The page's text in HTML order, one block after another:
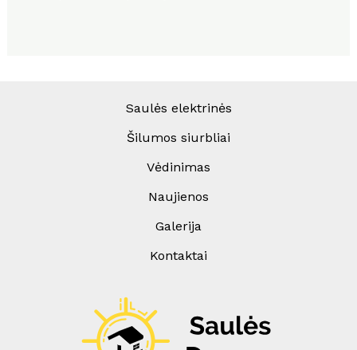
Saulės elektrinės
Šilumos siurbliai
Vėdinimas
Naujienos
Galerija
Kontaktai